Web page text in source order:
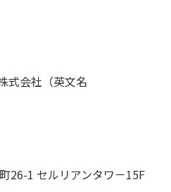
式会社（英文名
26-1 セルリアンタワ－15F